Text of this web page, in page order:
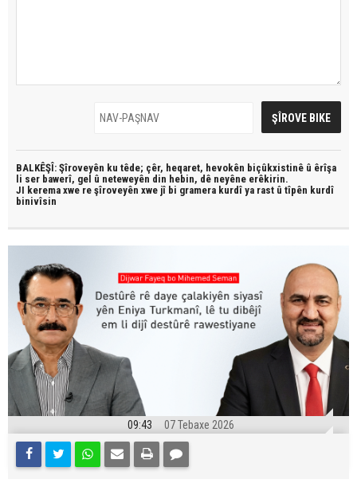
BALKÊŞÎ: Şîroveyên ku têde; çêr, heqaret, hevokên biçûkxistinê û êrîşa
li ser bawerî, gel û neteweyên din hebin, dê neyêne erêkirin.
JI kerema xwe re şîroveyên xwe jî bi gramera kurdî ya rast û tîpên kurdî
binivîsin
09:43 07 Tebaxe 2026